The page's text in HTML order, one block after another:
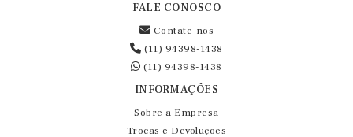
FALE CONOSCO
Contate-nos
(11) 94398-1438
(11) 94398-1438
INFORMAÇÕES
Sobre a Empresa
Trocas e Devoluções